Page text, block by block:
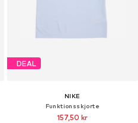
DEAL
NIKE
Funktionsskjorte
157,50 kr